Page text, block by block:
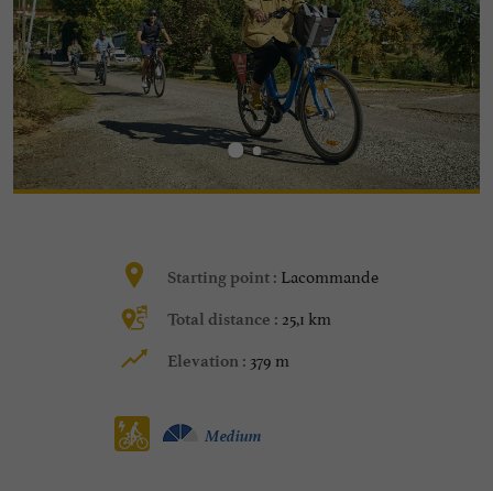
Starting point : Lacommande
Total distance : 25,1 km
Elevation : 379 m
Medium